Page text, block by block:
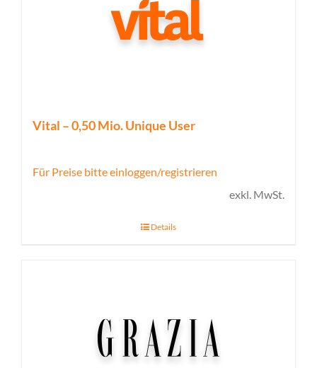
Vital – 0,50 Mio. Unique User
Für Preise bitte einloggen/registrieren
exkl. MwSt.
Details